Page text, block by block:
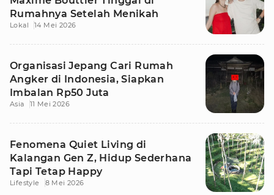
Rumahnya Setelah Menikah
Lokal 14 Mei 2026
Organisasi Jepang Cari Rumah
Angker di Indonesia, Siapkan
Imbalan Rp50 Juta
Asia 11 Mei 2026
Fenomena Quiet Living di
Kalangan Gen Z, Hidup Sederhana
Tapi Tetap Happy
Lifestyle 8 Mei 2026